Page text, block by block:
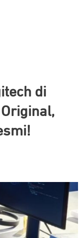
di